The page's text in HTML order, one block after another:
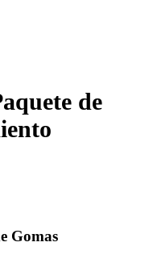
de
Gomas